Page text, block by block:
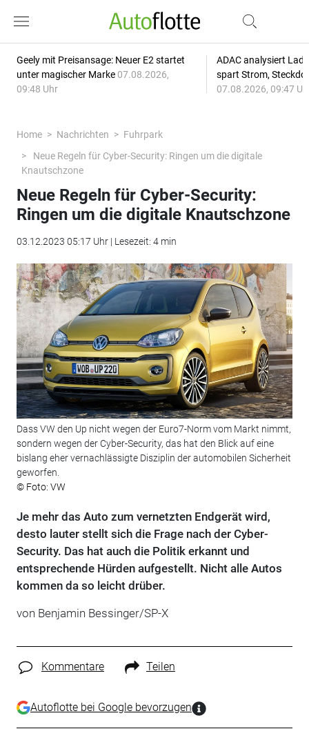
Geely mit Preisansage: Neuer E2 startet
unter magischer Marke 07.08.2026,
09:48 Uhr
ADAC analysiert
spart Strom,
07.08.2026, 09:47
Home Nachrichten
Fuhrpark
Neue Regeln für Cyber-Security: Ringen um die digitale
Knautschzone
Neue Regeln für Cyber-Security:
Ringen um die digitale Knautschzone
03.12.2023 05:17 Uhr | Lesezeit: 4 min
Dass VW den Up nicht wegen der Euro7-Norm vom Markt nimmt,
sondern wegen der Cyber-Security, das hat den Blick auf eine
bislang eher vernachlässigte Disziplin der automobilen Sicherheit
geworfen.
© Foto: VW
Je mehr das Auto zum vernetzten Endgerät wird,
desto lauter stellt sich die Frage nach der Cyber-
Security. Das hat auch die Politik erkannt und
entsprechende Hürden aufgestellt. Nicht alle Autos
kommen da so leicht drüber.
von Benjamin Bessinger/SP-X
Kommentare Teilen
Autoflotte bei Google bevorzugen